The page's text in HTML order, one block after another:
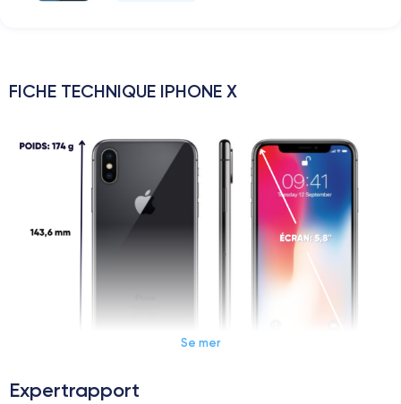
FICHE TECHNIQUE IPHONE X
Se mer
Expertrapport